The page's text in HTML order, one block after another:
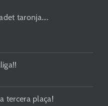
taronja….
tercera plaça!